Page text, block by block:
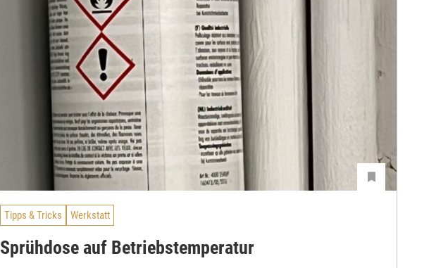
Tipps & Tricks Werkstatt
Sprühdose auf Betriebstemperatur